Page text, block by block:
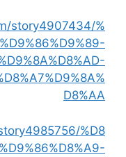
story4907434/%
D8%AA
%D8